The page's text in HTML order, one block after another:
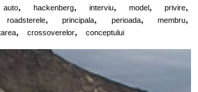
auto, hackenberg, interviu, model, privire,
roadsterele, principala, perioada, membru,
, crossoverelor, conceptului